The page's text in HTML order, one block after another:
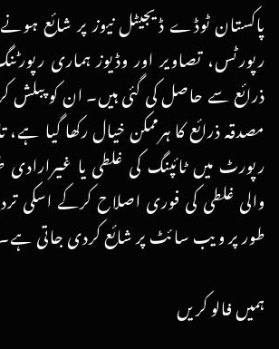
پاکستان ٹوڈے ڈیجیٹل نیوز پر شائع
رپورٹس، تصاویر اور وڈیوز ہماری
ذرائع سے حاصل کی گئی ہیں۔ ان کو پبلش
مصدقہ ذرائع کا ہرممکن خیال رکھا گیا ہے،
رپورٹ میں ٹائپنگ کی غلطی یا
والی غلطی کی فوری اصلاح کرکے اسکی
طور پر ویب سائٹ پر شائع کردی جاتی ہے۔
ہمیں فالو کریں